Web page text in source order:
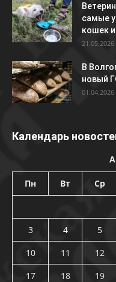
самые
кошек
В
новый
01.04.2026
Календарь
Пн Вт Ср
3
4 5
10
11 12
17
18 19